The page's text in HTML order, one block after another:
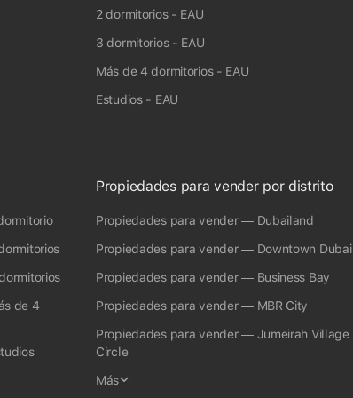
dos habitaciones
de 46 m² a 186 m².
habitaciones
de 653 mil $ a 679 mil $
tres habitaciones
de 198 m² a 311 m².
2 dormitorios - EAU
3 dormitorios - EAU
Más de 4 dormitorios - EAU
Estudios - EAU
de 4
Propiedades para vender por distrito
Propiedades para vender — Dubailand
Propiedades para vender — Downtown Dubai
Propiedades para vender — Business Bay
Propiedades para vender — MBR City
Propiedades para vender — Jumeirah Village
Circle
Más